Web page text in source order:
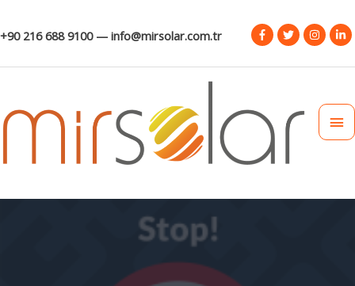
+90 216 688 9100 — info@mirsolar.com.tr